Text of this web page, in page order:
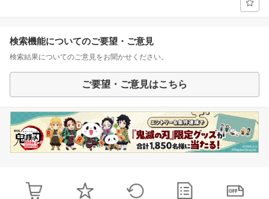
検索機能についてのご要望・ご意見
検索結果についてのご意見をお聞かせください。
ご要望・ご意見はこちら